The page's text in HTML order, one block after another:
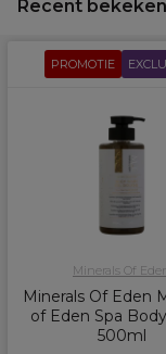
Recent
PROMOTIE
Minerals Of
Minerals Of Eden
of Eden Spa
500ml